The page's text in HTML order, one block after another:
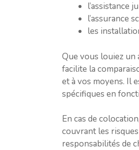
l’assistance
l’assurance
les
Que vous louiez un
facilite la
et à vos moyens. Il
spécifiques en
En cas de
couvrant les
responsabilités de